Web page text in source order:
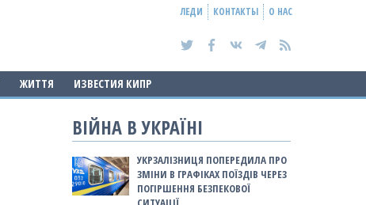
ЛЕДИ КОНТАКТЫ О НАС
ЖИТТЯ ИЗВЕСТИЯ КИПР
ВІЙНА В УКРАЇНІ
УКРЗАЛІЗНИЦЯ ПОПЕРЕДИЛА ПРО
ЗМІНИ В ГРАФІКАХ ПОЇЗДІВ ЧЕРЕЗ
ПОГІРШЕННЯ БЕЗПЕКОВОЇ